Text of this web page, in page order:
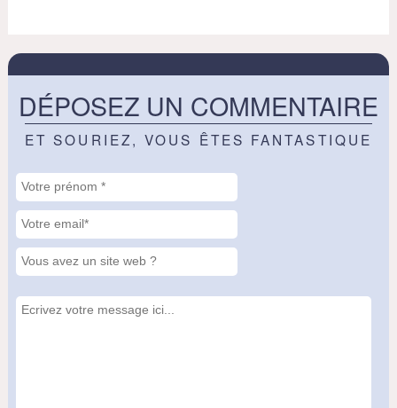
DÉPOSEZ UN COMMENTAIRE
ET SOURIEZ, VOUS ÊTES FANTASTIQUE